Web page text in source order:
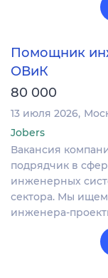
Помощник
ОВиК
80 000
13 июля 2026
Jobers
Вакансия
подрядчик в
инженерных
сектора. Мы